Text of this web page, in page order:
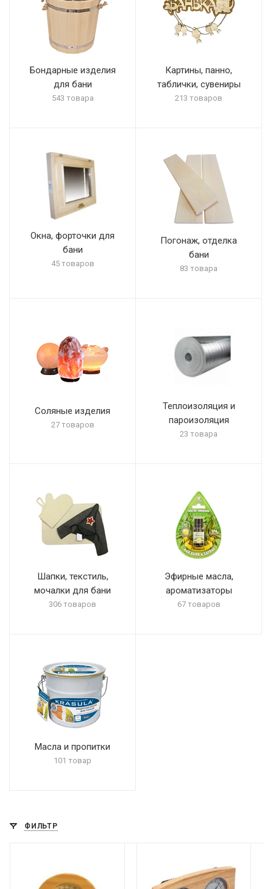
Бондарные изделия
для бани
543 товара
Картины, панно,
таблички, сувениры
213 товаров
Окна, форточки для
бани
45 товаров
Погонаж, отделка
бани
83 товара
Соляные изделия
27 товаров
Теплоизоляция и
пароизоляция
23 товара
Шапки, текстиль,
мочалки для бани
306 товаров
Эфирные масла,
ароматизаторы
67 товаров
Масла и пропитки
101 товар
ФИЛЬТР